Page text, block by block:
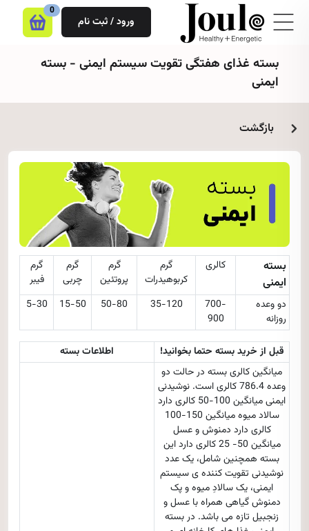
ورود / ثبت نام
0
بسته غذای هفتگی تقویت سیستم ایمنی - بسته
ایمنی
بازگشت
بسته
ایمنی
کالری
گرم
کربوهیدرات
گرم
پروتئین
گرم
چربی
گرم
فیبر
دو وعده
روزانه
700-
900
35-120
50-80
15-50
5-30
قبل از خرید بسته حتما بخوانید!
اطلاعات بسته
میانگین کالری بسته در حالت دو
وعده 786.4 کالری است. نوشیدنی
ایمنی میانگین 100-50 کالری دارد
سالاد میوه میانگین 150-100
کالری دارد دمنوش و عسل
میانگین 50- 25 کالری دارد این
بسته همچنین شامل، یک عدد
نوشیدنی تقویت کننده ی سیستم
ایمنی، یک سالادِ میوه و پک
دمنوش گیاهی همراه با عسل و
زنجبیل تازه می باشد. در بسته